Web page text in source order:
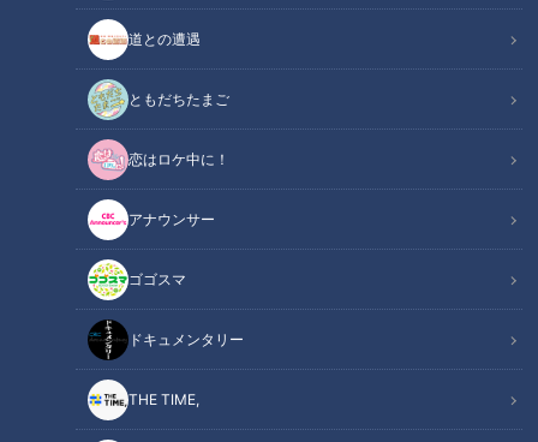
道との遭遇
ともだちたまご
恋はロケ中に！
アナウンサー
ゴゴスマ
ドキュメンタリー
THE TIME,
CBCテレビ『チャント！』よしお兄さんのもっと“みえ”推し
この記事の画像（全7枚）
記事に戻る